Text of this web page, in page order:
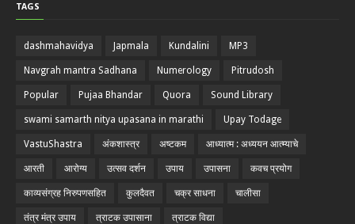
TAGS
dashmahavidya Japmala Kundalini MP3
Navgrah mantra Sadhana Numerology Pitrudosh
Popular Pujaa Bhandar Quora Sound Library
swami samarth nitya upasana in marathi Upay Todage
VastuShastra अंकशास्त्र अष्टकम आध्यात्म : अध्ययन आत्म्याचे
आरती आरोग्य उत्सव दर्शन उपाय उपासना कवच प्रयोग
काव्यसंग्रह निरुपणसहित कुलदैवत चक्र साधना चालीसा
तंत्र मंत्र उपाय त्राटक उपासाना त्राटक विद्या